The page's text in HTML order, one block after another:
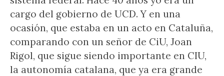
cargo del gobierno de UCD. Y en una
ocasión, que estaba en un acto en Cataluña,
comparando con un señor de CiU, Joan
Rigol, que sigue siendo importante en CIU,
la autonomía catalana, que ya era grande